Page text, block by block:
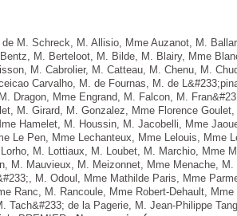
de M. Schreck, M. Allisio, Mme Auzanot, M.
M. Berteloot, M. Bilde, M. Blairy, Mme
M. Cabrolier, M. Catteau, M. Chenu, M.
Carvalho, M. de Fournas, M. de
Dragon, Mme Engrand, M. Falcon, M.
M. Girard, M. Gonzalez, Mme Florence
Hamelet, M. Houssin, M. Jacobelli, Mme
Le Pen, Mme Lechanteux, Mme Lelouis, Mme
M. Lottiaux, M. Loubet, M. Marchio, Mme
M. Mauvieux, M. Meizonnet, Mme Menache,
M. Odoul, Mme Mathilde Paris, Mme
Ranc, M. Rancoule, Mme Robert-Dehault,
Tach&#233; de la Pagerie, M. Jean-Philippe